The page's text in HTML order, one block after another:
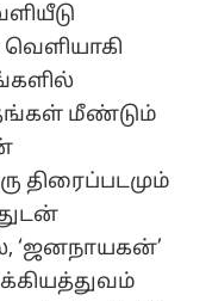
மீண்டும்
திரைப்படமும்
‘ஜனநாயகன்’